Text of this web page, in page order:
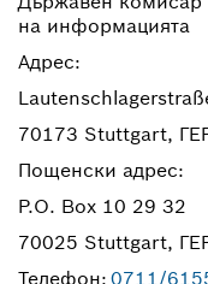
на информацията
Адрес:
70173 Stuttgart,
Пощенски адрес:
P.O. Box 10 29 32
70025 Stuttgart,
Телефон: 0711/